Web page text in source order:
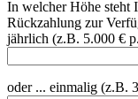
In welcher Höhe steht
Rückzahlung zur
jährlich (z.B. 5.000 €
oder ... einmalig (z.B.